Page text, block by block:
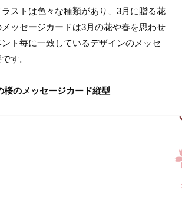
ストは色々な種類があり、3月に贈る花
ッセージカードは3月の花や春を思わせ
ト毎に一致しているデザインのメッセ
す。
桜のメッセージカード縦型